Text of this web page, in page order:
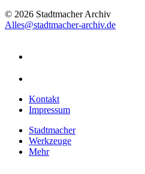
© 2026 Stadtmacher Archiv
Alles@stadtmacher-archiv.de
Kontakt
Impressum
Stadtmacher
Werkzeuge
Mehr